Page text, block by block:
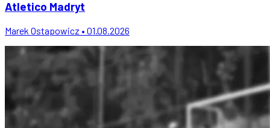
Atletico Madryt
Marek Ostapowicz • 01.08.2026